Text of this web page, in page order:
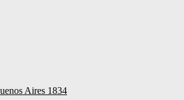
Aires 1834